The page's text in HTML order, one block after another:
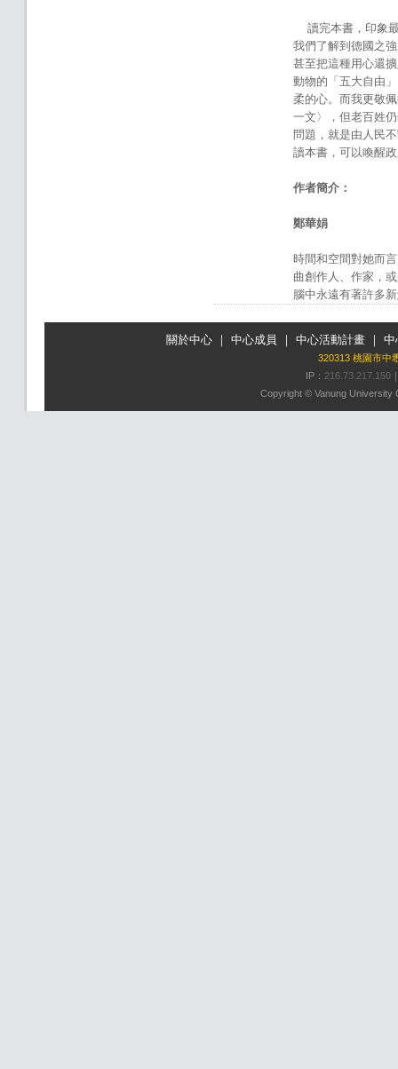
讀完本書，印象最
我們了解到德國之
甚至把這種用心還
動物的「五大自由
柔的心。而我更敬
一文〉，但老百姓
問題，就是由人民
讀本書，可以喚醒
作者簡介：
鄭華娟
時間和空間對她而
曲創作人、作家，
腦中永遠有著許多
關於中心｜ 中心成員 ｜ 中心活動計畫｜ 中
320313 桃園市中
IP： 216.73.217.150
Copyright © Vanung University